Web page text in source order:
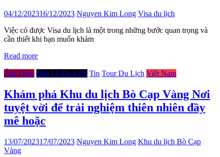
04/12/202316/12/2023 Nguyen Kim Long Visa du lịch
Việc có được Visa du lịch là một trong những bước quan trọng và
cần thiết khi bạn muốn khám
Read more
Ẩm Thực Bên Lề Du Lịch Tin Tour Du Lịch Việt Nam
Khám phá Khu du lịch Bò Cạp Vàng Nơi
tuyệt vời để trải nghiệm thiên nhiên đầy
mê hoặc
13/07/202317/07/2023 Nguyen Kim Long Khu du lịch Bò Cạp
Vàng